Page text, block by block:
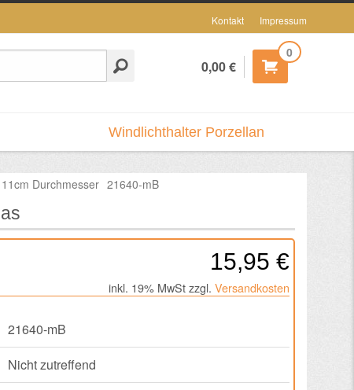
Kontakt Impressum
0
0,00 €
Windlichthalter Porzellan
Durchmesser 21640-mB
15,95 €
inkl. 19% MwSt zzgl. Versandkosten
21640-mB
Nicht zutreffend